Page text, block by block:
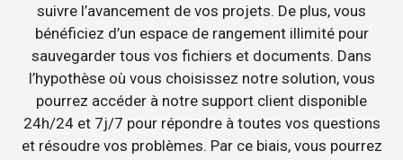
suivre l’avancement de vos projets. De plus, vous
bénéficiez d’un espace de rangement illimité pour
sauvegarder tous vos fichiers et documents. Dans
l’hypothèse où vous choisissez notre solution, vous
pourrez accéder à notre support client disponible
24h/24 et 7j/7 pour répondre à toutes vos questions
et résoudre vos problèmes. Par ce biais, vous pourrez